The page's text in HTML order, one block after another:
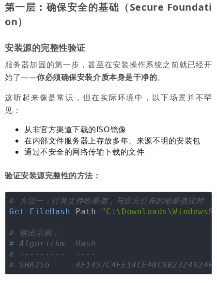
第一层：确保安全的基础（Secure Foundati
on）
安装源的完整性验证
服务器加固的第一步，甚至在安装操作系统之前就已经开
始了——你必须确保安装介质本身是干净的。
这听起来像是常识，但在实际环境中，以下场景并不罕
见：
从非官方渠道下载的ISO镜像
在内部文件服务器上存放多年、来源不明的安装包
通过不安全的网络传输下载的文件
验证安装源完整性的方法：
# 方法一：计算文件哈希值，与官方公布的哈希值比对
Get-FileHash - Path
# 输出示例：
# Algorithm  Hash
# ---------  ----
# SHA256